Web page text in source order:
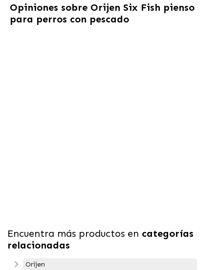
Opiniones sobre Orijen Six Fish pienso
para perros con pescado
Encuentra más productos en categorías
relacionadas
Orijen